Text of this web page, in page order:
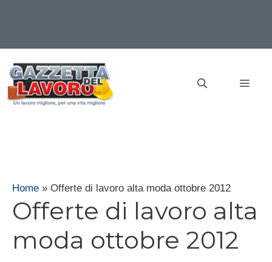
contenuto
Home » Offerte di lavoro alta moda ottobre 2012
Offerte di lavoro alta
moda ottobre 2012